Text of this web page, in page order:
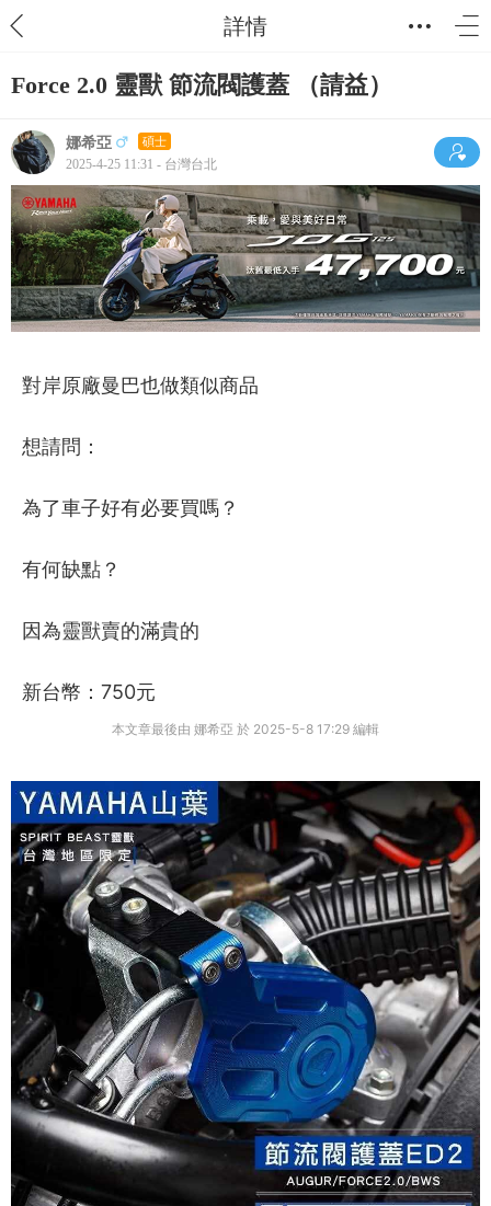
詳情
Force 2.0 靈獸 節流閥護蓋 （請益）
娜希亞 碩士
2025-4-25 11:31 - 台灣台北
對岸原廠曼巴也做類似商品
想請問：
為了車子好有必要買嗎？
有何缺點？
因為靈獸賣的滿貴的
新台幣：750元
本文章最後由 娜希亞 於 2025-5-8 17:29 編輯